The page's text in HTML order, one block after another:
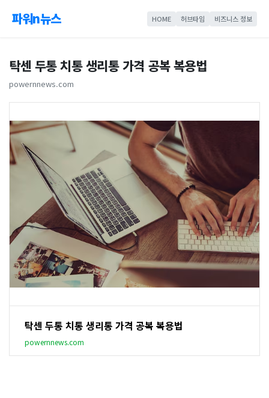
파워n뉴스 HOME 허브타임 비즈니스 정보
탁센 두통 치통 생리통 가격 공복 복용법
powernnews.com
탁센 두통 치통 생리통 가격 공복 복용법
powernnews.com